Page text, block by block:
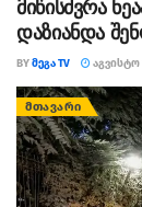
მიწისძვრა
დაზიანდა
BYᲛᲔᲒᲐ TV ᲐᲒᲕᲘᲡᲢᲝ
ᲛᲗᲐᲕᲐᲠᲘ